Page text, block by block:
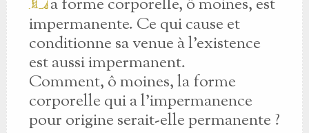
a forme corporelle, ô moines, est
impermanente. Ce qui cause et
conditionne sa venue à l'existence
est aussi impermanent.
Comment, ô moines, la forme
corporelle qui a l'impermanence
pour origine serait-elle permanente ?